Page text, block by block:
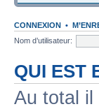
CONNEXION •
Nom d’utilisateur:
QUI EST
Au total il